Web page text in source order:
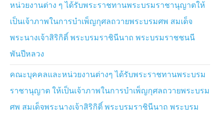
หน่วยงานต่าง ๆ ได้รับพระราชทานพระบรมราชานุญาตให้
เป็นเจ้าภาพในการบำเพ็ญกุศลถวายพระบรมศพ สมเด็จ
พระนางเจ้าสิริกิติ์ พระบรมราชินีนาถ พระบรมราชชนนี
พันปีหลวง
คณะบุคคลและหน่วยงานต่างๆ ได้รับพระราชทานพระบรม
ราชานุญาต ให้เป็นเจ้าภาพในการบำเพ็ญกุศลถวายพระบรม
ศพ สมเด็จพระนางเจ้าสิริกิติ์ พระบรมราชินีนาถ พระบรม